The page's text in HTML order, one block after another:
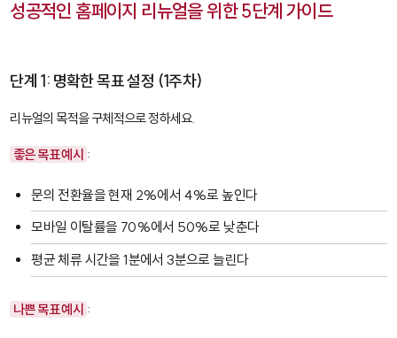
성공적인 홈페이지 리뉴얼을 위한 5단계 가이드
단계 1: 명확한 목표 설정 (1주차)
리뉴얼의 목적을 구체적으로 정하세요.
좋은 목표 예시 :
문의 전환율을 현재 2%에서 4%로 높인다
모바일 이탈률을 70%에서 50%로 낮춘다
평균 체류 시간을 1분에서 3분으로 늘린다
나쁜 목표 예시 :